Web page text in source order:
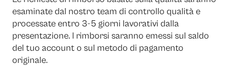
esaminate dal nostro team di controllo qualità e
processate entro 3-5 giorni lavorativi dalla
presentazione. I rimborsi saranno emessi sul saldo
del tuo account o sul metodo di pagamento
originale.